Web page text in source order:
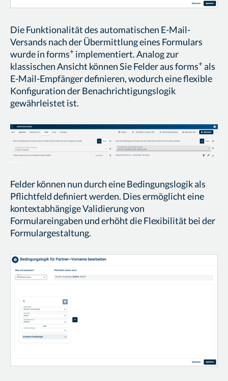
Die Funktionalität des automatischen E-Mail-
Versands nach der Übermittlung eines Formulars
wurde in forms+ implementiert. Analog zur
klassischen Ansicht können Sie Felder aus forms+als
E-Mail-Empfänger definieren, wodurch eine flexible
Konfiguration der Benachrichtigungslogik
gewährleistet ist.
Felder können nun durch eine Bedingungslogik als
Pflichtfeld definiert werden. Dies ermöglicht eine
kontextabhängige Validierung von
Formulareingaben und erhöht die Flexibilität bei der
Formulargestaltung.